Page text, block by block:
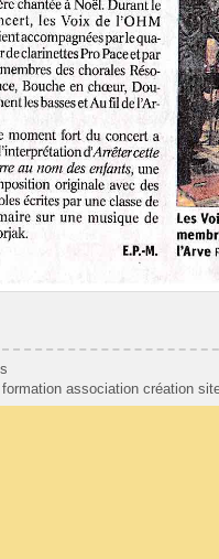
formation association création